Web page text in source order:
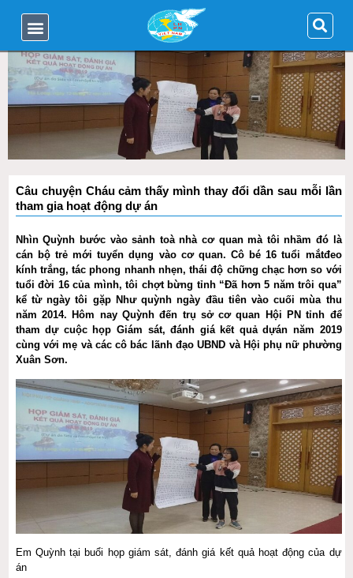
Câu chuyện Cháu cảm thấy mình thay đổi dần sau mỗi lần
tham gia hoạt động dự án
Nhìn Quỳnh bước vào sảnh toà nhà cơ quan mà tôi nhầm đó là
cán bộ trẻ mới tuyển dụng vào cơ quan. Cô bé 16 tuổi mắtđeo
kính trắng, tác phong nhanh nhẹn, thái độ chững chạc hơn so với
tuổi đời 16 của mình, tôi chợt bừng tỉnh “Đã hơn 5 năm trôi qua”
kể từ ngày tôi gặp Như quỳnh ngày đầu tiên vào cuối mùa thu
năm 2014. Hôm nay Quỳnh đến trụ sở cơ quan Hội PN tỉnh để
tham dự cuộc họp Giám sát, đánh giá kết quả dựán năm 2019
cùng với mẹ và các cô bác lãnh đạo UBND và Hội phụ nữ phường
Xuân Sơn.
Em Quỳnh tại buổi họp giám sát, đánh giá kết quả hoạt động của dự
án